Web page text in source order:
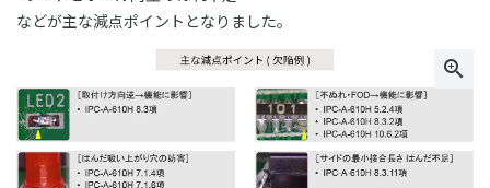
などが主な減点ポイントとなりました。